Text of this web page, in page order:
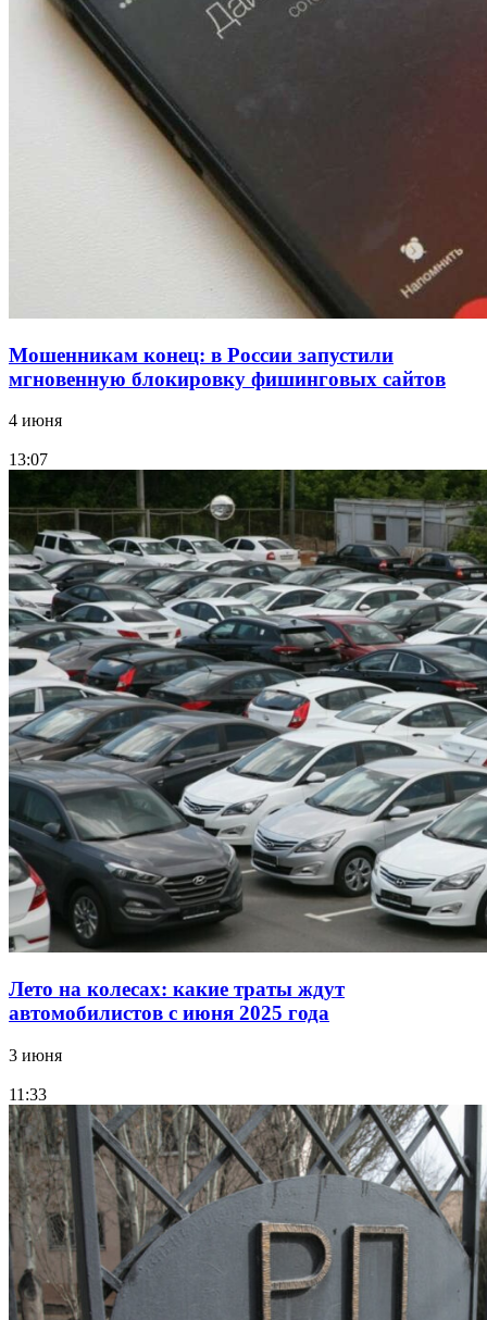
В Красноармейском районе Волгограда стартует
конкурс на ремонт моста через Волго‑Донской
судоходный канал
Фестиваль #ТриЧетыре в Волгограде пройдёт
11–13 сентября в рамках Года единства народов
Мошенникам конец: в России запустили
мгновенную блокировку фишинговых сайтов
4 июня
13:07
Лето на колесах: какие траты ждут
автомобилистов с июня 2025 года
3 июня
11:33